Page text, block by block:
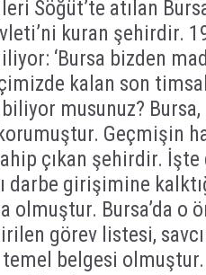
Söğüt’te atılan
kuran şehirdir.
‘Bursa bizden
kalan son
musunuz?
Geçmişin
çıkan şehirdir.
darbe girişimine
olmuştur. Bursa’da o
görev listesi,
belgesi olmuştur.